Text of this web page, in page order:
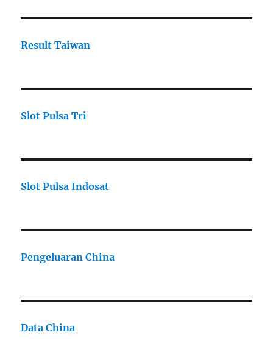
Result Taiwan
Slot Pulsa Tri
Slot Pulsa Indosat
Pengeluaran China
Data China